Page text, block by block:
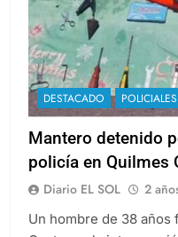
DESTACADO POLICIALES
Mantero detenido
policía en Quilmes
Diario EL SOL 2
Un hombre de 38